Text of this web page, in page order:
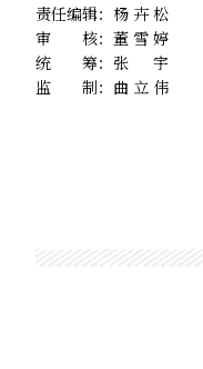
责任编辑： 杨卉松
审 核： 董雪婷
统 筹： 张宇
监 制： 曲立伟